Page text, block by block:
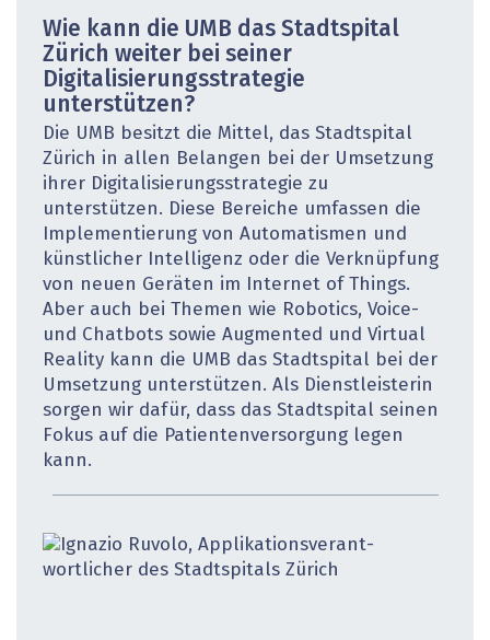
Wie kann die UMB das Stadtspital
Zürich weiter bei seiner
Digitalisierungsstrategie
unterstützen?
Die UMB besitzt die Mittel, das Stadtspital
Zürich in allen Belangen bei der Umsetzung
ihrer Digitalisierungsstrategie zu
unterstützen. Diese Bereiche umfassen die
Implementierung von Automatismen und
künstlicher Intelligenz oder die Verknüpfung
von neuen Geräten im Internet of Things.
Aber auch bei Themen wie Robotics, Voice-
und Chatbots sowie Augmented und Virtual
Reality kann die UMB das Stadtspital bei der
Umsetzung unterstützen. Als Dienstleisterin
sorgen wir dafür, dass das Stadtspital seinen
Fokus auf die Patientenversorgung legen
kann.